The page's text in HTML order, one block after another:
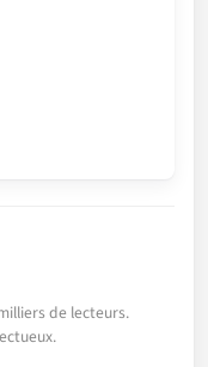
de lecteurs.